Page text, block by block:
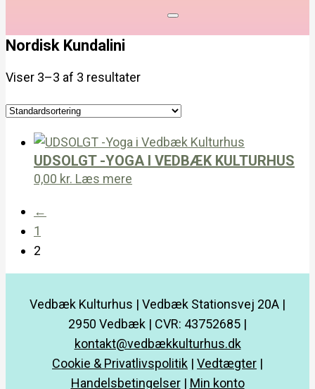
Nordisk Kundalini
Viser 3–3 af 3 resultater
UDSOLGT -YOGA I VEDBÆK KULTURHUS
0,00 kr. Læs mere
←
1
2
Vedbæk Kulturhus | Vedbæk Stationsvej 20A |
2950 Vedbæk | CVR: 43752685 |
kontakt@vedbækkulturhus.dk
Cookie & Privatlivspolitik | Vedtægter |
Handelsbetingelser| Min konto